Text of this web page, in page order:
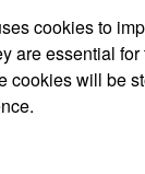
cookies to
are essential
cookies will be